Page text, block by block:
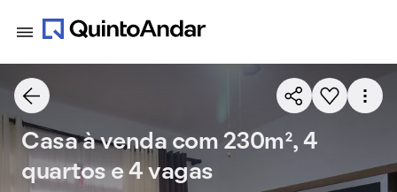
Casa à venda com 230m², 4
quartos e 4 vagas